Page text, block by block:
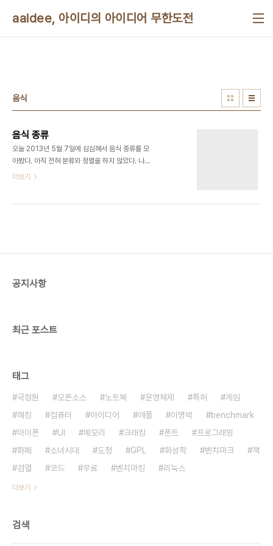
aaidee, 아이디의 아이디어 무한도전
음식
음식 종류
오늘 2013년 5월 7일에 심심해서 음식 종류를 모
아봤다. 아직 전혀 분류와 정렬을 하지 않았다. 나중
에 시간나면 정리해 보련다. 아주 재밌을 것 같다. 김
라멜 츄러스 호떡 회 카레 케밥 추어탕 초밥 요구르트
더보기
공지사항
최근 포스트
태그
국정원 오픈소스 노트북 운영체제 특허
게임
해킹
컴퓨터 아이디어 애플 이명박
benchmark
아이폰
UI 메모리 크래킹 폰트
프로그래밍
화폐
소녀시대 도청 GPL 화성학 벤치마크
책
검열
코드 무료 벤치마킹 리눅스
더보기
검색